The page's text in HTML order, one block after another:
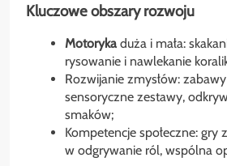
Kluczowe obszary rozwoju
Motorykaduża i mała:
rysowanie i nawlekanie
Rozwijanie zmysłów:
sensoryczne zestawy,
smaków;
Kompetencje społeczne: gry
w odgrywanie ról, wspólna